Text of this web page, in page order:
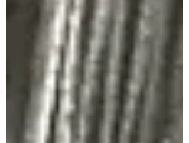
ティエ #financier #フィナンシェ